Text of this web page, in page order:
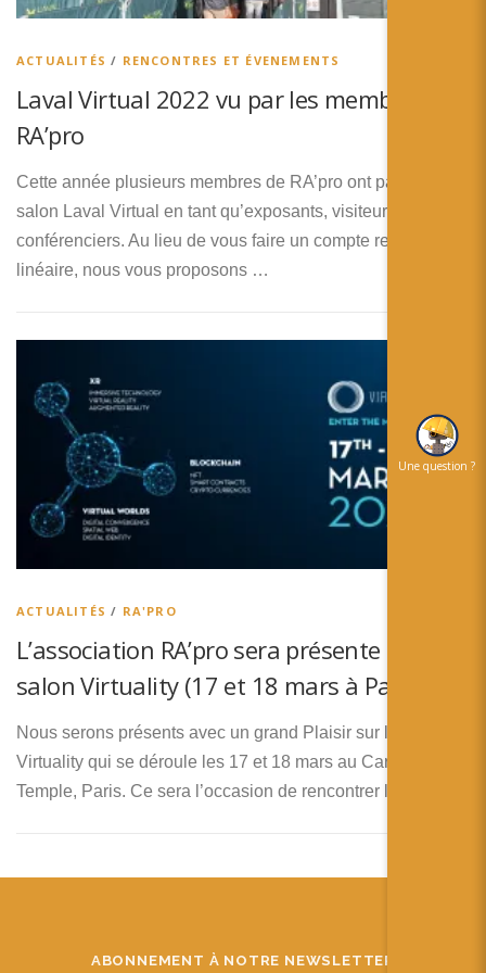
Español
ACTUALITÉS / RENCONTRES ET ÉVENEMENTS
Laval Virtual 2022 vu par les membres
RA’pro
Cette année plusieurs membres de RA’pro ont participé au
salon Laval Virtual en tant qu’exposants, visiteurs ou
conférenciers. Au lieu de vous faire un compte rendu
linéaire, nous vous proposons …
ACTUALITÉS / RA'PRO
L’association RA’pro sera présente au
salon Virtuality (17 et 18 mars à Paris)
Nous serons présents avec un grand Plaisir sur le salon
Virtuality qui se déroule les 17 et 18 mars au Carreau du
Temple, Paris. Ce sera l’occasion de rencontrer les …
ABONNEMENT À NOTRE NEWSLETTER
Une question ?